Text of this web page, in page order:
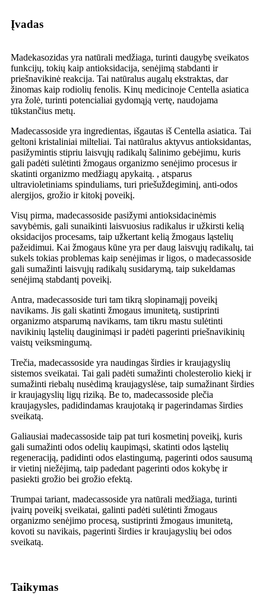
Įvadas
Madekasozidas yra natūrali medžiaga, turinti daugybę sveikatos
funkcijų, tokių kaip antioksidacija, senėjimą stabdanti ir
priešnavikinė reakcija. Tai natūralus augalų ekstraktas, dar
žinomas kaip rodiolių fenolis. Kinų medicinoje Centella asiatica
yra žolė, turinti potencialiai gydomąją vertę, naudojama
tūkstančius metų.
Madecassoside yra ingredientas, išgautas iš Centella asiatica. Tai
geltoni kristaliniai milteliai. Tai natūralus aktyvus antioksidantas,
pasižymintis stipriu laisvųjų radikalų šalinimo gebėjimu, kuris
gali padėti sulėtinti žmogaus organizmo senėjimo procesus ir
skatinti organizmo medžiagų apykaitą. , atsparus
ultravioletiniams spinduliams, turi priešuždegiminį, anti-odos
alergijos, grožio ir kitokį poveikį.
Visų pirma, madecassoside pasižymi antioksidacinėmis
savybėmis, gali sunaikinti laisvuosius radikalus ir užkirsti kelią
oksidacijos procesams, taip užkertant kelią žmogaus ląstelių
pažeidimui. Kai žmogaus kūne yra per daug laisvųjų radikalų, tai
sukels tokias problemas kaip senėjimas ir ligos, o madecassoside
gali sumažinti laisvųjų radikalų susidarymą, taip sukeldamas
senėjimą stabdantį poveikį.
Antra, madecassoside turi tam tikrą slopinamąjį poveikį
navikams. Jis gali skatinti žmogaus imunitetą, sustiprinti
organizmo atsparumą navikams, tam tikru mastu sulėtinti
navikinių ląstelių dauginimąsi ir padėti pagerinti priešnavikinių
vaistų veiksmingumą.
Trečia, madecassoside yra naudingas širdies ir kraujagyslių
sistemos sveikatai. Tai gali padėti sumažinti cholesterolio kiekį ir
sumažinti riebalų nusėdimą kraujagyslėse, taip sumažinant širdies
ir kraujagyslių ligų riziką. Be to, madecassoside plečia
kraujagysles, padidindamas kraujotaką ir pagerindamas širdies
sveikatą.
Galiausiai madecassoside taip pat turi kosmetinį poveikį, kuris
gali sumažinti odos odelių kaupimąsi, skatinti odos ląstelių
regeneraciją, padidinti odos elastingumą, pagerinti odos sausumą
ir vietinį niežėjimą, taip padedant pagerinti odos kokybę ir
pasiekti grožio bei grožio efektą.
Trumpai tariant, madecassoside yra natūrali medžiaga, turinti
įvairų poveikį sveikatai, galinti padėti sulėtinti žmogaus
organizmo senėjimo procesą, sustiprinti žmogaus imunitetą,
kovoti su navikais, pagerinti širdies ir kraujagyslių bei odos
sveikatą.
Taikymas